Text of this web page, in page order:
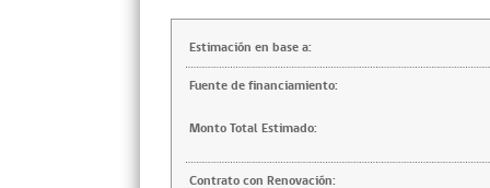
Estimación en base a:
Fuente de financiamiento:
Monto Total Estimado:
Contrato con Renovación: